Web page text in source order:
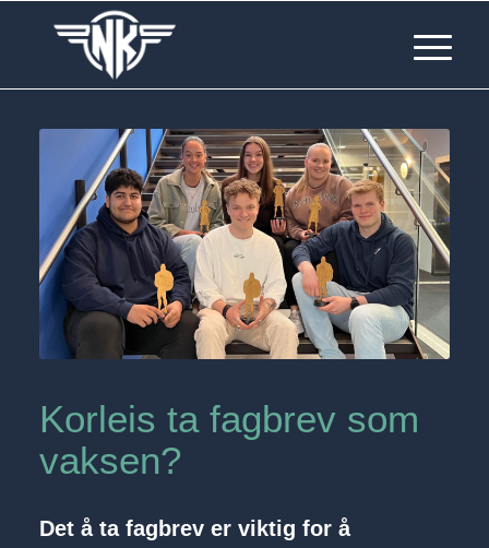
Korleis ta fagbrev som
vaksen?
Det å ta fagbrev er viktig for å